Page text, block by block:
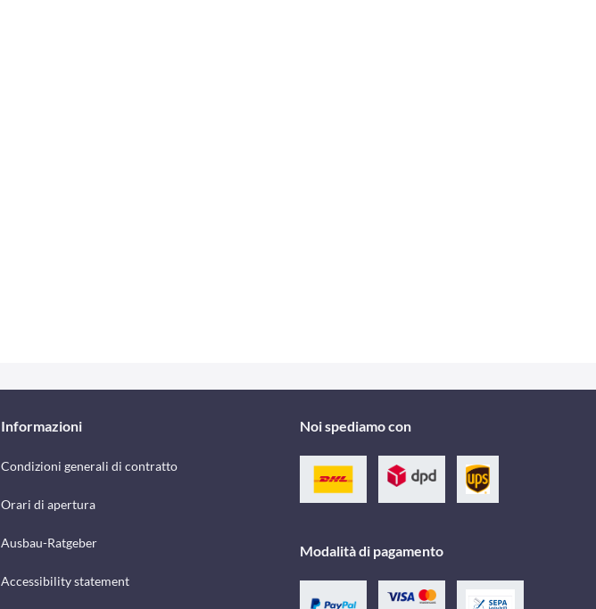
Informazioni
Condizioni generali di contratto
Orari di apertura
Ausbau-Ratgeber
Accessibility statement
Noi spediamo con
Modalità di pagamento